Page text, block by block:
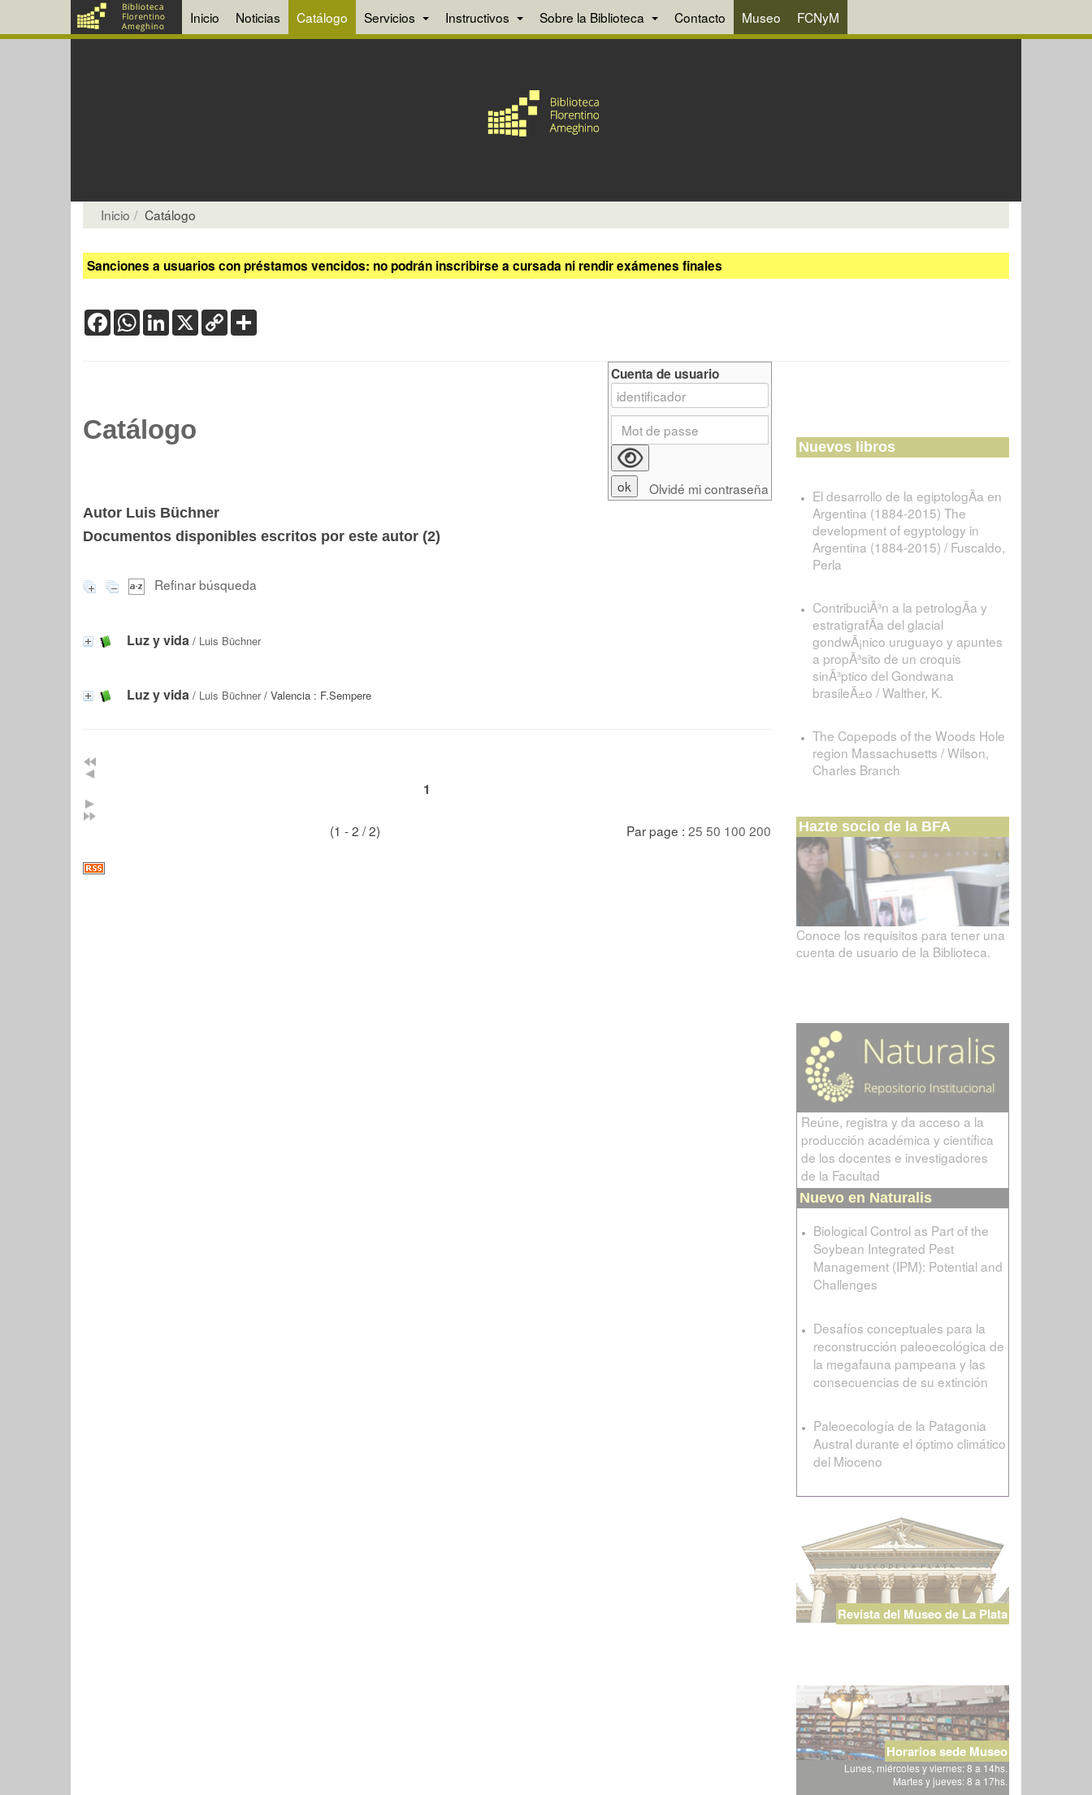
Inicio Noticias Catálogo Servicios Instructivos Sobre la Biblioteca Contacto Museo FCNyM
Inicio Catálogo
Sanciones a usuarios con préstamos vencidos: no podrán inscribirse a cursada ni rendir exámenes finales
FacebookWhatsApp
LinkedIn
X Copy
Link
Catálogo
Autor Luis Büchner
Documentos disponibles escritos por este autor (2)
Refinar búsqueda
Luz y vida / Luis Büchner
Luz y vida / Luis Büchner/ Valencia : F.Sempere
1
(1 - 2 / 2) Par page : 25 50 100 200
Cuenta de usuario
Olvidé mi contraseña
Nuevos libros
El desarrollo de la egiptologÃ­a en
Argentina (1884-2015) The
development of egyptology in
Argentina (1884-2015) / Fuscaldo,
Perla
ContribuciÃ³n a la petrologÃ­a y
estratigrafÃ­a del glacial
gondwÃ¡nico uruguayo y apuntes
a propÃ³sito de un croquis
sinÃ³ptico del Gondwana
brasileÃ±o / Walther, K.
The Copepods of the Woods Hole
region Massachusetts / Wilson,
Charles Branch
Hazte socio de la BFA
Conoce los requisitos para tener una
cuenta de usuario de la Biblioteca.
Reúne, registra y da acceso a la
producción académica y científica
de los docentes e investigadores
de la Facultad
Nuevo en Naturalis
Biological Control as Part of the
Soybean Integrated Pest
Management (IPM): Potential and
Challenges
Desafíos conceptuales para la
reconstrucción paleoecológica de
la megafauna pampeana y las
consecuencias de su extinción
Paleoecología de la Patagonia
Austral durante el óptimo climático
del Mioceno
Revista del Museo de La Plata
Horarios sede Museo
Lunes, miércoles y viernes: 8 a 14hs.
Martes y jueves: 8 a 17hs.